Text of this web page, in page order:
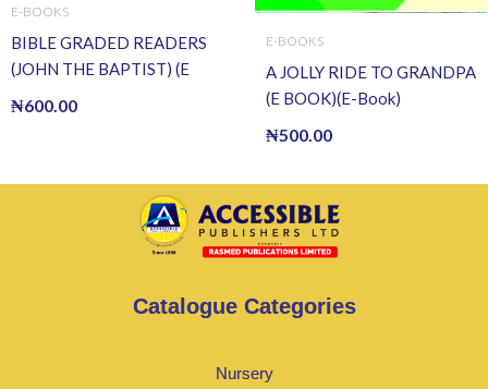
E-BOOKS
BIBLE GRADED READERS
(JOHN THE BAPTIST) (E
₦600.00
E-BOOKS
A JOLLY RIDE TO GRANDPA
(E BOOK)(E-Book)
₦500.00
Catalogue Categories
Nursery